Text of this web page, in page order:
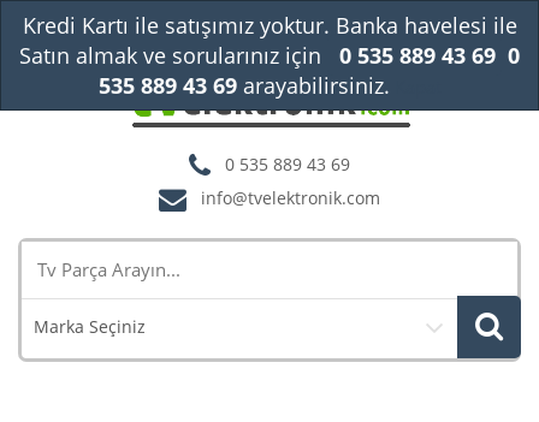
0 535 889 43 69
info@tvelektronik.com
Marka Seçiniz
Kredi Kartı ile satışımız yoktur. Banka havelesi ile
Satın almak ve sorularınız için
0 535 889 43 69 0
535 889 43 69arayabilirsiniz.